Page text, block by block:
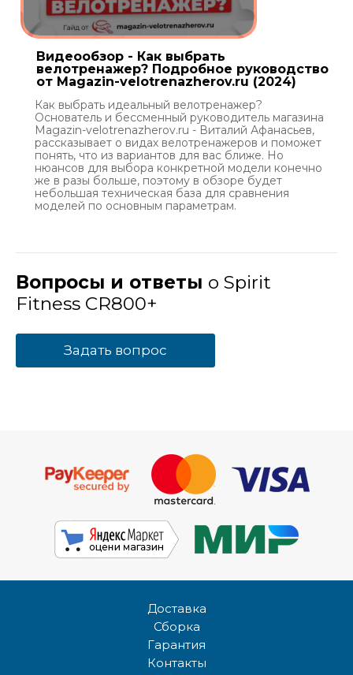
Видеообзор - Как выбрать
велотренажер? Подробное руководство
от Magazin-velotrenazherov.ru (2024)
Как выбрать идеальный велотренажер?
Основатель и бессменный руководитель магазина
Magazin-velotrenazherov.ru - Виталий Афанасьев,
рассказывает о видах велотренажеров и поможет
понять, что из вариантов для вас ближе. Но
нюансов для выбора конкретной модели конечно
же в разы больше, поэтому в обзоре будет
небольшая техническая база для сравнения
моделей по основным параметрам.
Вопросы и ответы о Spirit
Fitness CR800+
Задать вопрос
Доставка
Сборка
Гарантия
Контакты